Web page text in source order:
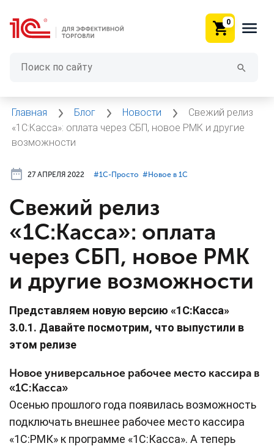
0
Главная Блог Новости
Свежий релиз
«1С:Касса»: оплата через СБП, новое РМК и другие
возможности
27 АПРЕЛЯ 2022 #⁣1С-Просто #⁣Новое в 1С
Свежий релиз
«1С:Касса»: оплата
через СБП, новое РМК
и другие возможности
Представляем новую версию «1С:Касса»
3.0.1. Давайте посмотрим, что выпустили в
этом релизе
Новое универсальное рабочее место кассира в
«1С:Касса»
Осенью прошлого года появилась возможность
подключать внешнее рабочее место кассира
«1С:РМК» к программе «1С:Касса». А теперь